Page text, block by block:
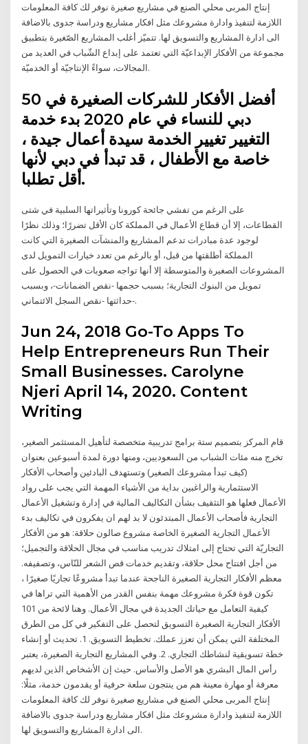
إنتاج المربى محلي الصنع في مشاريع صغيرة نوفر لك كافة المعلومات
اللازمة لتنفيذ وادارة مشروعك مثل افكار مشاريع ودراسة جدوى بالاضافة
الى ادارة المشاريع والتسويق لها. تتميّز أغلب المشاريع الصّغيرة بتطبيق
مجموعة من الأفكار الإبداعيّة التي تعتمد على إبداع الشّباب في العديد من
المجالات، سواءً الإنتاجيّة أو الخدميّة.
50 أفضل الأفكار للشركات الصغيرة في
دبي للنساء في عام 2020 بدء خدمة
التغيير تغيير الخدمة سيدة أعمال جيدة ،
خاصة مع الأطفال ، قد تبدأ في دبي لأنها
أقل تطلبا.
على الرغم من تفشي جائحة كورونا وتأثيراتها السلبية في شتى
القطاعات، إلا أن قطاع الأعمال في المملكة كان الأقل تضررًا؛ وذلك نظرًا
لوجود عدة مبادرات تدعم المشاريع والمنشآت الصغيرة التي كانت
المملكة أطلقتها من قبل، أو بالرغم من تعدد خيارات التمويل لدى
المشروعات الصغيرة والمتوسطة إلا أنها تواجه صعوبات في الحصول على
تمويل من البنوك التجارية؛ بسبب حجمها -نقص الضمانات-، وبسبب
حداثتها -نقص السجل الائتماني-.
Jun 24, 2018 Go-To Apps To
Help Entrepreneurs Run Their
Small Businesses. Carolyne
Njeri April 14, 2020. Content
Writing
قام المركز بتصميم ستة برامج تدريبية متخصصة لتأهيل المستثمر الصغير،
تخرج منه مئات الشباب من السعوديين، ومنها دورة لمدة أسبوعين بعنوان
(كيف تبدأ مشروعك الصغير) وتستهدف البادئين وأصحاب الأفكار
الاستثمارية والراغبين بداية من الأشياء المهمة التي يجب على رواد
الأعمال فعلها هو التثقيف بشأن التكاليف المالية في إدارة وتشغيل الأعمال
التجارية فأصحاب الأعمال المبتدئون لا بد لهم ان يفكرون في تكاليف بدء
الأعمال التجارية الصغيرة الخاصة مشروع صالون حلاقة: هو من الأفكار
التجاريّة التي تحتاج إلى امتلاك تدريب مناسب في مجال الحلاقة والتجميل؛
من أجل افتتاح محل حلاقة، وتقديم خدمات قص الشعر للنّاس، وتصفيفه.
معظم الأفكار التجارية الصغيرة الناجحة عندما تبدأ مشروعًا تجاريًا صغيرًا ،
تكون قوة فكرة مشروعك مهمة بنفس القدر من الأهمية التي تراها في
كيفية التعامل مع حياتك الجديدة في مجال الأعمال. وهنا لائحة من 101
الأفكار التجارية الصغيرة التسويق لتحصل على التفكير في كل من الطرق
المختلفة التي يمكن أن تعزز عملك. تخطيط التسويق. 1. تحديث أو إنشاء
خطة تسويقية لنشاطك التجاري. 2. وفي المشاريع التجارية الصغيرة، يعتبر
رأس المال البشري هو الأصل والأساس. حيث إن الأشخاص الذين لديهم
معرفة أو مهارة معينة هم من ينتجون سلعة حرفية أو يقدمون خدمة، مثلًا:
إنتاج المربى محلي الصنع في مشاريع صغيرة نوفر لك كافة المعلومات
اللازمة لتنفيذ وادارة مشروعك مثل افكار مشاريع ودراسة جدوى بالاضافة
الى ادارة المشاريع والتسويق لها.